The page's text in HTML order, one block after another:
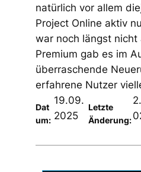
natürlich vor allem
Project Online aktiv
war noch längst nicht
Premium gab es im
überraschende
erfahrene Nutzer
Dat
um:
19.09.
2025
Letzte
Änderung: